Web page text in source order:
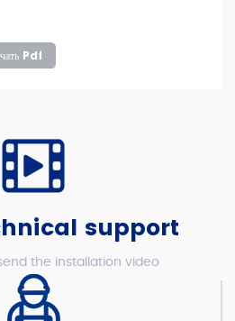
Pdf
support
the installation video